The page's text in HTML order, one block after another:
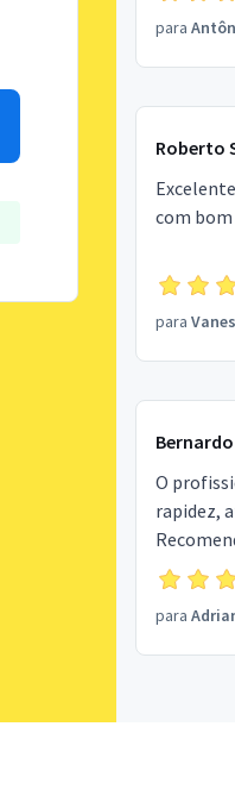
para
Roberto
com
para
O
rapidez,
para